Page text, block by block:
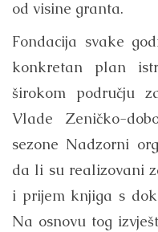
od visine granta.
Fondacija svake
konkretan plan
širokom području
Vlade Zeničko-
sezone Nadzorni
da li su realizovani
i prijem knjiga s
Na osnovu tog